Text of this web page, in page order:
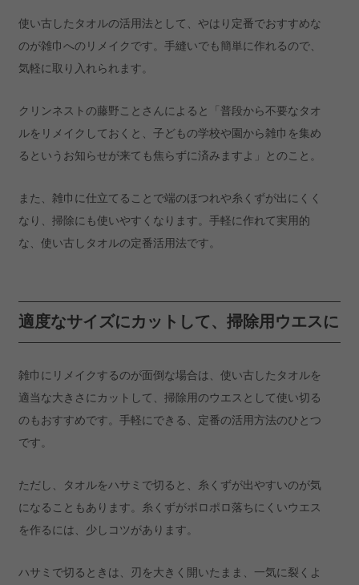
使い古したタオルの活用法として、やはり定番でおすすめな
のが雑巾へのリメイクです。手縫いでも簡単に作れるので、
気軽に取り入れられます。
クリンネストの藤野ことさんによると「普段から不要なタオ
ルをリメイクしておくと、子どもの学校や園から雑巾を集め
るというお知らせが来ても焦らずに済みますよ」とのこと。
また、雑巾に仕立てることで端のほつれや糸くずが出にくく
なり、掃除にも使いやすくなります。手軽に作れて実用的
な、使い古しタオルの定番活用法です。
適度なサイズにカットして、掃除用ウエスに
雑巾にリメイクするのが面倒な場合は、使い古したタオルを
適当な大きさにカットして、掃除用のウエスとして使い切る
のもおすすめです。手軽にできる、定番の活用方法のひとつ
です。
ただし、タオルをハサミで切ると、糸くずが出やすいのが気
になることもあります。糸くずがポロポロ落ちにくいウエス
を作るには、少しコツがあります。
ハサミで切るときは、刃を大きく開いたまま、一気に裂くよ